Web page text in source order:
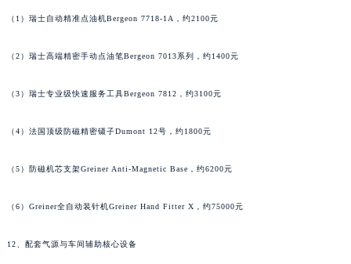
（1）瑞士自动精准点油机Bergeon 7718-1A，约2100元
（2）瑞士高端精密手动点油笔Bergeon 7013系列，约1400元
（3）瑞士专业级快速服务工具Bergeon 7812，约3100元
（4）法国顶级防磁精密镊子Dumont 12号，约1800元
（5）防磁机芯支架Greiner Anti-Magnetic Base，约6200元
（6）Greiner全自动装针机Greiner Hand Fitter X，约75000元
12、配套气源与车间辅助核心设备